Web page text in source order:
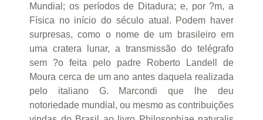
Mundial; os períodos de Ditadura; e, por ?m, a
Física no início do século atual. Podem haver
surpresas, como o nome de um brasileiro em
uma cratera lunar, a transmissão do telégrafo
sem ?o feita pelo padre Roberto Landell de
Moura cerca de um ano antes daquela realizada
pelo italiano G. Marcondi que lhe deu
notoriedade mundial, ou mesmo as contribuições